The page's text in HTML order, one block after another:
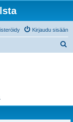
Kirjaudu sisään